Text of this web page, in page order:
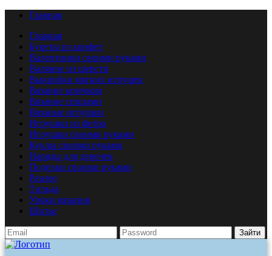
Главная
Главная
Букеты из конфет
Валентинки своими руками
Валяние из шерсти
Выкройки мягких игрушек
Вязание крючком
Вязание спицами
Вязаные игрушки
Игрушки из фетра
Игрушки своими руками
Куклы своими руками
Наряды для девочек
Поделки своими руками
Разное
Тильда
Уроки вязания
Шитье
Зайти